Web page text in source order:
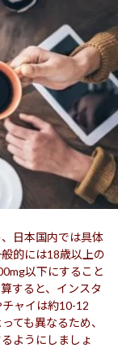
日本国内では具体
的には18歳以上の
以下にすること
すると、インスタ
ャイは約10-12
ても異なるため、
ようにしましょ